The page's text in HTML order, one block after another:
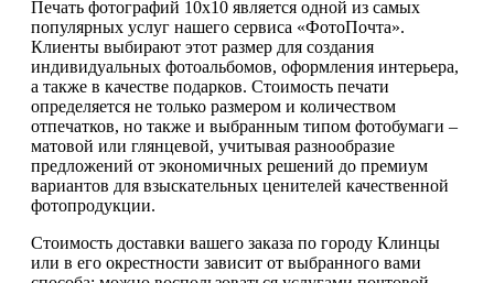
Печать фотографий 10х10 является одной из самых
популярных услуг нашего сервиса «ФотоПочта».
Клиенты выбирают этот размер для создания
индивидуальных фотоальбомов, оформления интерьера,
а также в качестве подарков. Стоимость печати
определяется не только размером и количеством
отпечатков, но также и выбранным типом фотобумаги –
матовой или глянцевой, учитывая разнообразие
предложений от экономичных решений до премиум
вариантов для взыскательных ценителей качественной
фотопродукции.
Стоимость доставки вашего заказа по городу Клинцы
или в его окрестности зависит от выбранного вами